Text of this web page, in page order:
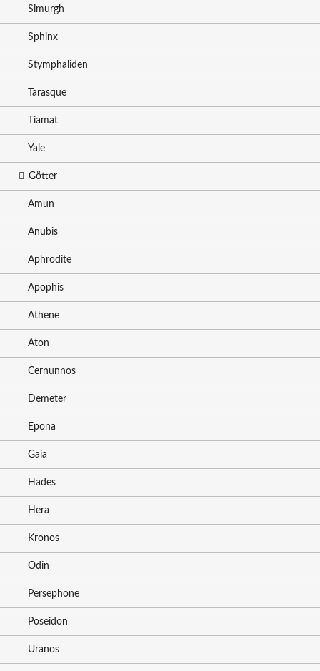
Simurgh
Sphinx
Stymphaliden
Tarasque
Tiamat
Yale
Götter
Amun
Anubis
Aphrodite
Apophis
Athene
Aton
Cernunnos
Demeter
Epona
Gaia
Hades
Hera
Kronos
Odin
Persephone
Poseidon
Uranos